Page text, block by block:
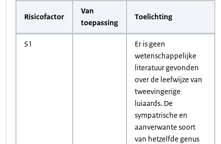
Risicofactor
Van
toepassing
Toelichting
S1
Er is geen
wetenschappelijke
literatuur gevonden
over de leefwijze van
tweevingerige
luiaards. De
sympatrische en
aanverwante soort
van hetzelfde genus